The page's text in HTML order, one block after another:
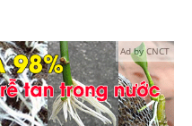
Ad by CNCT